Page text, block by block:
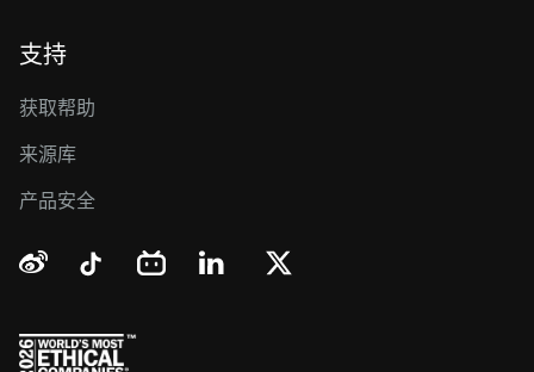
支持
获取帮助
来源库
产品安全